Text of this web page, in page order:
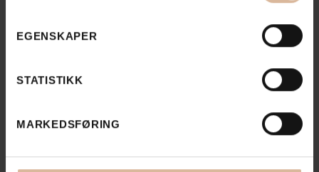
EGENSKAPER
STATISTIKK
MARKEDSFØRING
prosjekter
Se alle